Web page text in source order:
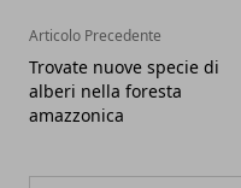
Articolo Precedente
Trovate nuove specie di
alberi nella foresta
amazzonica